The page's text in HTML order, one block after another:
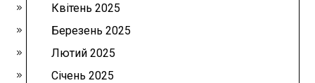
Квітень 2025
Березень 2025
Лютий 2025
Січень 2025